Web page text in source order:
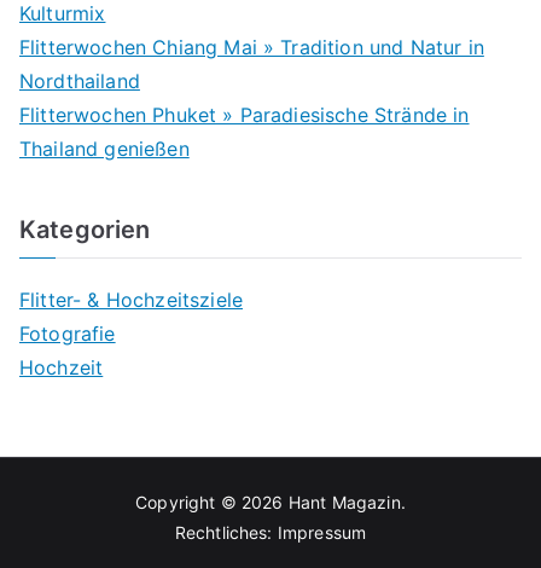
Kulturmix
Flitterwochen Chiang Mai » Tradition und Natur in
Nordthailand
Flitterwochen Phuket » Paradiesische Strände in
Thailand genießen
Kategorien
Flitter- & Hochzeitsziele
Fotografie
Hochzeit
Copyright © 2026 Hant Magazin.
Rechtliches: Impressum